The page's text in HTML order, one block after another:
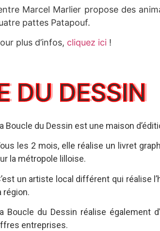
Marcel Marlier propose des
pattes Patapouf.
plus d’infos, cliquez ici !
DU DESSIN
Boucle du Dessin est une maison
les 2 mois, elle réalise un livret
la métropole lilloise.
un artiste local différent qui réalise
région.
Boucle du Dessin réalise également
entreprises.